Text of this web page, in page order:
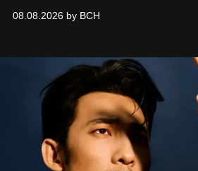
08.08.2026 by BCH